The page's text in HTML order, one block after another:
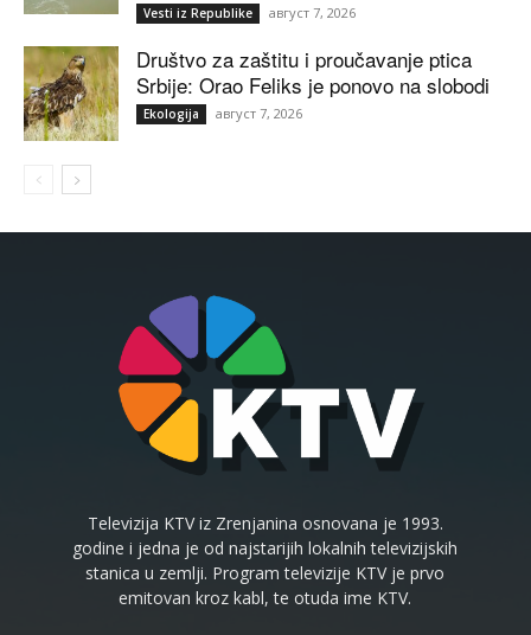
Vesti iz Republike август 7, 2026
Društvo za zaštitu i proučavanje ptica
Srbije: Orao Feliks je ponovo na slobodi
Ekologija август 7, 2026
Televizija KTV iz Zrenjanina osnovana je 1993.
godine i jedna je od najstarijih lokalnih televizijskih
stanica u zemlji. Program televizije KTV je prvo
emitovan kroz kabl, te otuda ime KTV.